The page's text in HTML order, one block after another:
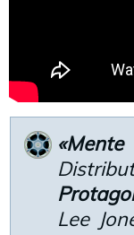
«Mente
Lee